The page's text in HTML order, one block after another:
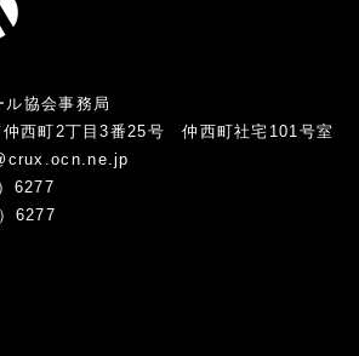
ル協会事務局
西町2丁目3番25号 仲西町社宅101号室
6277
6277